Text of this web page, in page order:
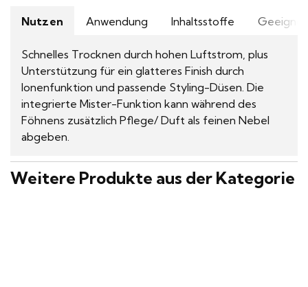
Nutzen Anwendung Inhaltsstoffe
Schnelles Trocknen durch hohen Luftstrom, plus
Unterstützung für ein glatteres Finish durch
Ionenfunktion und passende Styling-Düsen. Die
integrierte Mister-Funktion kann während des
Föhnens zusätzlich Pflege/ Duft als feinen Nebel
abgeben.
Weitere Produkte aus der Kategorie